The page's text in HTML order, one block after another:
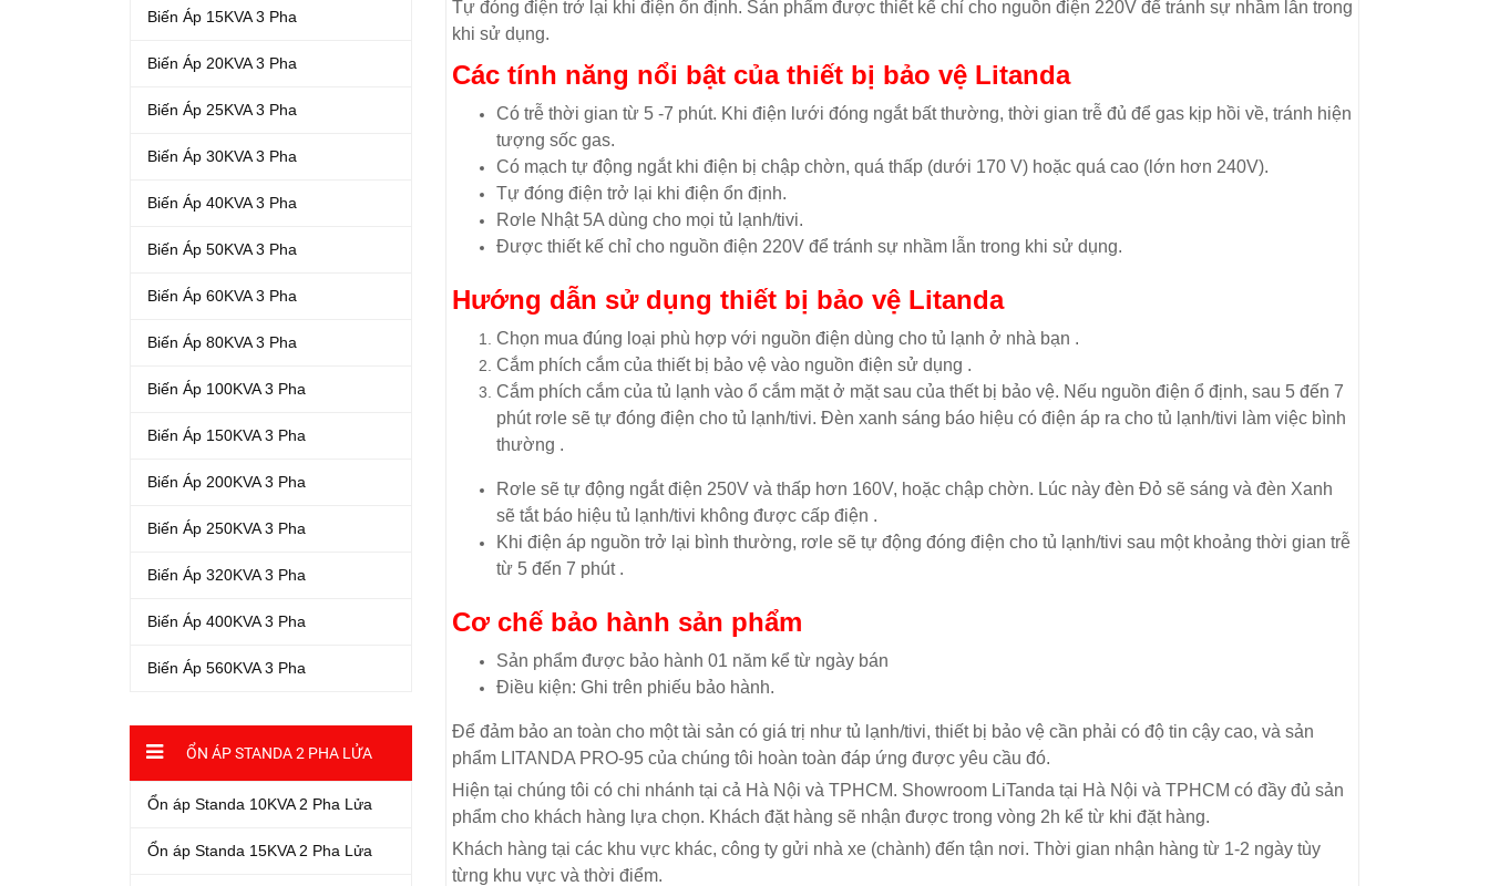
Biến Áp 15KVA 3 Pha
Biến Áp 20KVA 3 Pha
Biến Áp 25KVA 3 Pha
Biến Áp 30KVA 3 Pha
Biến Áp 40KVA 3 Pha
Biến Áp 50KVA 3 Pha
Biến Áp 60KVA 3 Pha
Biến Áp 80KVA 3 Pha
Biến Áp 100KVA 3 Pha
Biến Áp 150KVA 3 Pha
Biến Áp 200KVA 3 Pha
Biến Áp 250KVA 3 Pha
Biến Áp 320KVA 3 Pha
Biến Áp 400KVA 3 Pha
Biến Áp 560KVA 3 Pha
ỔN ÁP STANDA 2 PHA LỬA
Ổn áp Standa 10KVA 2 Pha Lửa
Ổn áp Standa 15KVA 2 Pha Lửa
Tự đóng điện trở lại khi điện ổn định. Sản phẩm được thiết kế chỉ cho nguồn điện 220V để tránh sự nhầm lẫn trong
khi sử dụng.
Các tính năng nổi bật của thiết bị bảo vệ Litanda
Có trễ thời gian từ 5 -7 phút. Khi điện lưới đóng ngắt bất thường, thời gian trễ đủ để gas kịp hồi về, tránh hiện
tượng sốc gas.
Có mạch tự động ngắt khi điện bị chập chờn, quá thấp (dưới 170 V) hoặc quá cao (lớn hơn 240V).
Tự đóng điện trở lại khi điện ổn định.
Rơle Nhật 5A dùng cho mọi tủ lạnh/tivi.
Được thiết kế chỉ cho nguồn điện 220V để tránh sự nhầm lẫn trong khi sử dụng.
Hướng dẫn sử dụng thiết bị bảo vệ Litanda
Chọn mua đúng loại phù hợp với nguồn điện dùng cho tủ lạnh ở nhà bạn .
Cắm phích cắm của thiết bị bảo vệ vào nguồn điện sử dụng .
Cắm phích cắm của tủ lạnh vào ổ cắm mặt ở mặt sau của thết bị bảo vệ. Nếu nguồn điện ổ định, sau 5 đến 7
phút rơle sẽ tự đóng điện cho tủ lạnh/tivi. Đèn xanh sáng báo hiệu có điện áp ra cho tủ lạnh/tivi làm việc bình
thường .
Rơle sẽ tự động ngắt điện 250V và thấp hơn 160V, hoặc chập chờn. Lúc này đèn Đỏ sẽ sáng và đèn Xanh
sẽ tắt báo hiệu tủ lạnh/tivi không được cấp điện .
Khi điện áp nguồn trở lại bình thường, rơle sẽ tự động đóng điện cho tủ lạnh/tivi sau một khoảng thời gian trễ
từ 5 đến 7 phút .
Cơ chế bảo hành sản phẩm
Sản phẩm được bảo hành 01 năm kể từ ngày bán
Điều kiện: Ghi trên phiếu bảo hành.
Để đảm bảo an toàn cho một tài sản có giá trị như tủ lạnh/tivi, thiết bị bảo vệ cần phải có độ tin cậy cao, và sản
phẩm LITANDA PRO-95 của chúng tôi hoàn toàn đáp ứng được yêu cầu đó.
Hiện tại chúng tôi có chi nhánh tại cả Hà Nội và TPHCM. Showroom LiTanda tại Hà Nội và TPHCM có đầy đủ sản
phẩm cho khách hàng lựa chọn. Khách đặt hàng sẽ nhận được trong vòng 2h kể từ khi đặt hàng.
Khách hàng tại các khu vực khác, công ty gửi nhà xe (chành) đến tận nơi. Thời gian nhận hàng từ 1-2 ngày tùy
từng khu vực và thời điểm.